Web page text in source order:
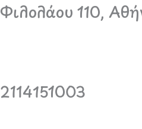
Φιλολάου 110,
2114151003